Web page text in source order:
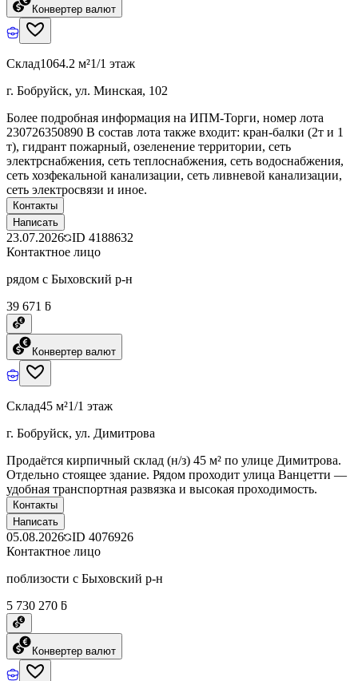
Конвертер валют
Склад1064.2 м²1/1 этаж
г. Бобруйск, ул. Минская, 102
Более подробная информация на ИПМ-Торги, номер лота
230726350890 В состав лота также входит: кран-балки (2т и 1
т), гидрант пожарный, озеленение территории, сеть
электрснабжения, сеть теплоснабжения, сеть водоснабжения,
сеть хозфекальной канализации, сеть ливневой канализации,
сеть электросвязи и иное.
Контакты
Написать
23.07.2026 ID 4188632
Контактное лицо
рядом с Быховский р-н
39 671 ƃ
Конвертер валют
Склад45 м²1/1 этаж
г. Бобруйск, ул. Димитрова
Продаётся кирпичный склад (н/з) 45 м² по улице Димитрова.
Отдельно стоящее здание. Рядом проходит улица Ванцетти —
удобная транспортная развязка и высокая проходимость.
Контакты
Написать
05.08.2026 ID 4076926
Контактное лицо
поблизости с Быховский р-н
5 730 270 ƃ
Конвертер валют